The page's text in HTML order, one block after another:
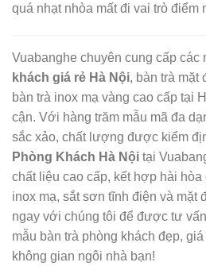
quá nhạt nhòa mất đi vai trò điểm
Vuabanghe chuyên cung cấp các
khách giá rẻ Hà Nội, bàn trà mặt
bàn trà inox mạ vàng cao cấp tại
cận. Với hàng trăm mẫu mã đa
sắc xảo, chất lượng được kiểm
Phòng Khách Hà Nội tại
chất liệu cao cấp, kết hợp hài
inox mạ, sắt sơn tĩnh điện và mặt
ngay với chúng tôi để được tư
mẫu bàn trà phòng khách đẹp,
không gian ngôi nhà bạn!